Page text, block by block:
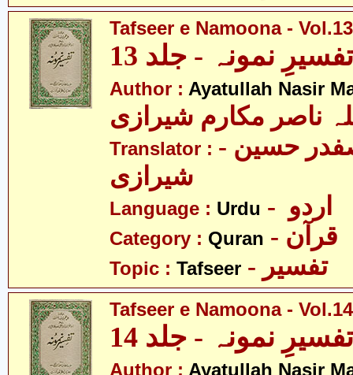
Tafseer e Namoona - Vol.13
تفسیرِ نمونہ - جلد 13
Author : Ayatullah Nasir
ناصر مکارم شیرازی
Translator : - مولانا سید صفدر حسین
شیرازی
Language : Urdu
Category : Quran - قرآن
Topic : Tafseer - تفسیر
Tafseer e Namoona - Vol.14
تفسیرِ نمونہ - جلد 14
Author : Ayatullah Nasir